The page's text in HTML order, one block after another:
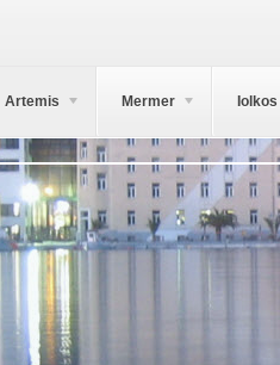
Artemis Mermer Iolkos